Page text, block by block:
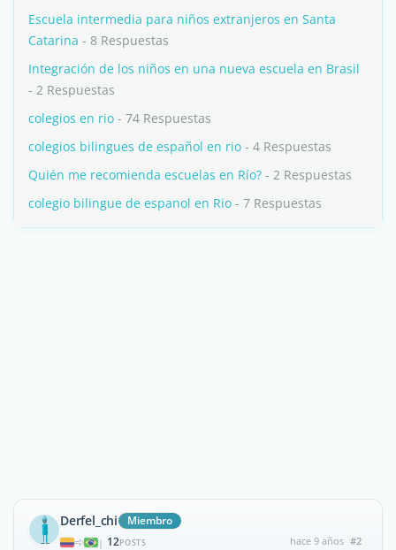
Escuela intermedia para niños extranjeros en Santa
Catarina - 8 Respuestas
Integración de los niños en una nueva escuela en Brasil
- 2 Respuestas
colegios en rio - 74 Respuestas
colegios bilingues de español en rio - 4 Respuestas
Quién me recomienda escuelas en Río? - 2 Respuestas
colegio bilingue de espanol en Rio - 7 Respuestas
Derfel_chi Miembro
| 12POSTS hace 9 años #2